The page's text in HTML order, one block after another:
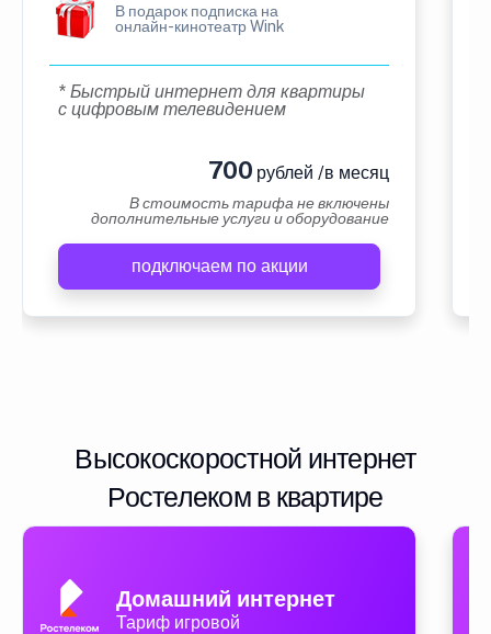
В подарок подписка на
онлайн-кинотеатр Wink
* Быстрый интернет для квартиры
с цифровым телевидением
700 рублей /в месяц
В стоимость тарифа не включены
дополнительные услуги и оборудование
подключаем по акции
Высокоскоростной интернет
Ростелеком в квартире
Домашний интернет
Тариф игровой